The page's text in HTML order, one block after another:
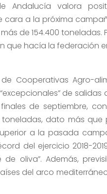
Andalucía valora
a la próxima
de 154.400 toneladas.
que hacía la federación
Cooperativas Agro-
de salidas
de septiembre,
dato más que
a la pasada
del ejercicio 2018-
oliva”. Además,
del arco